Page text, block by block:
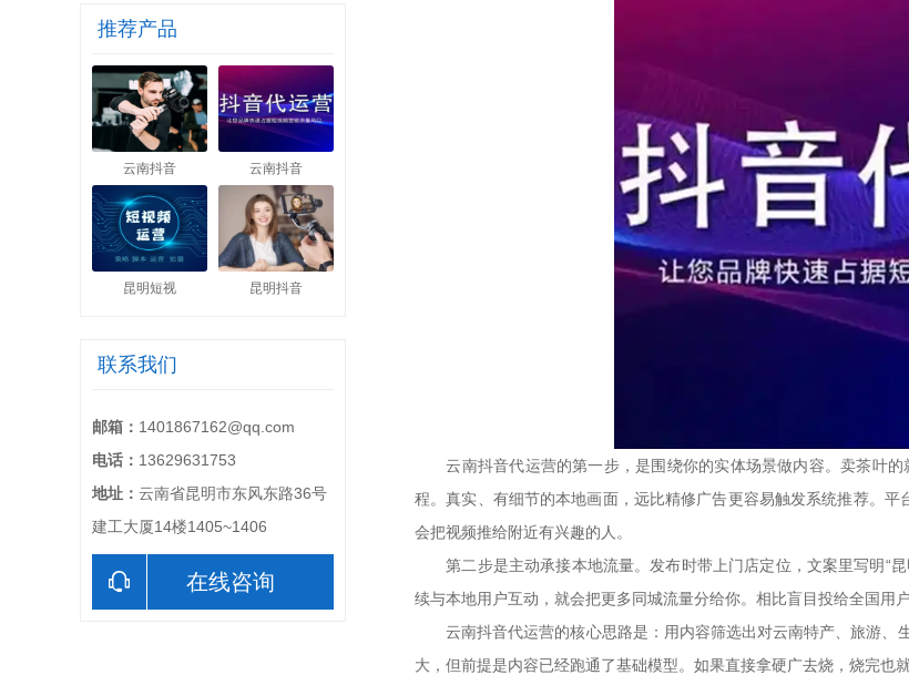
推荐产品
云南抖音 云南抖音
昆明短视 昆明抖音
联系我们
邮箱： 1401867162@qq.com
电话： 13629631753
地址： 云南省昆明市东风东路36号
建工大厦14楼1405~1406
在线咨询
云南抖音代运营的第一步，是围绕你的实体场景做内容。卖茶叶的
程。真实、有细节的本地画面，远比精修广告更容易触发系统推荐。平
会把视频推给附近有兴趣的人。
第二步是主动承接本地流量。发布时带上门店定位，文案里写明“
续与本地用户互动，就会把更多同城流量分给你。相比盲目投给全国用
云南抖音代运营的核心思路是：用内容筛选出对云南特产、旅游、
大，但前提是内容已经跑通了基础模型。如果直接拿硬广去烧，烧完也就